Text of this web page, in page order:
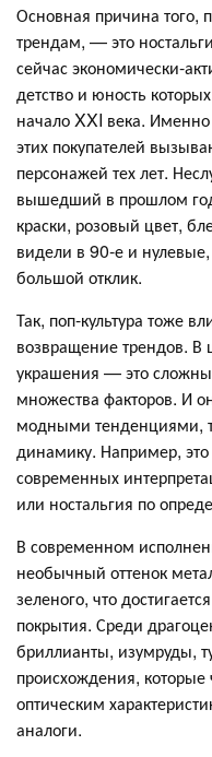
Основная причина того,
трендам, — это
сейчас экономически-
детство и юность
начало XXI века.
этих покупателей
персонажей тех лет.
вышедший в прошлом
краски, розовый цвет,
видели в 90-е и
большой отклик.
Так, поп-культура тоже
возвращение трендов.
украшения — это
множества факторов. И
модными тенденциями,
динамику. Например,
современных
или ностальгия по
В современном
необычный оттенок
зеленого, что
покрытия. Среди
бриллианты, изумруды,
происхождения,
оптическим
аналоги.